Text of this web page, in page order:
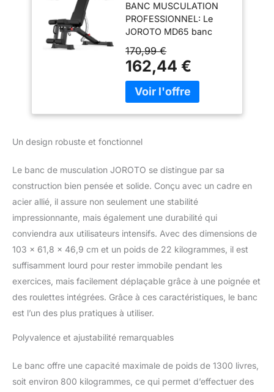
Musculation
Multifonction pour
la Maison, Banc
D'entraînement
avec Charge Max
de 800 KG, Dossier
Réglable sur 9
Positions et Siège
Réglable sur 3
BANC MUSCULATION
PROFESSIONNEL: Le
JOROTO MD65 banc
en acier renforcé et
bénéficie d'une
technologie de soudage
antidéflagrant haute
800KG(1700LBS). La
pas, même lors
d'entraînements de
musculation de longue
et développé couché).
C'est un choix idéal pour
un banc de musculation
à domicile. RÉGLAGE DE
L'ANGLE EN QUELQUES
SECONDES : Ce banc de
musculation réglable est
équipé de goupilles de
permettent un réglage
l'inclinaison. Les
goupilles métalliques
170,99 €
162,44 €
Un design robuste et fonctionnel
Le banc de musculation JOROTO se distingue par sa
construction bien pensée et solide. Conçu avec un cadre en
acier allié, il assure non seulement une stabilité
impressionnante, mais également une durabilité qui
conviendra aux utilisateurs intensifs. Avec des dimensions de
103 x 61,8 x 46,9 cm et un poids de 22 kilogrammes, il est
suffisamment lourd pour rester immobile pendant les
exercices, mais facilement déplaçable grâce à une poignée et
des roulettes intégrées. Grâce à ces caractéristiques, le banc
est l’un des plus pratiques à utiliser.
Polyvalence et ajustabilité remarquables
Le banc offre une capacité maximale de poids de 1300 livres,
soit environ 800 kilogrammes, ce qui permet d’effectuer des